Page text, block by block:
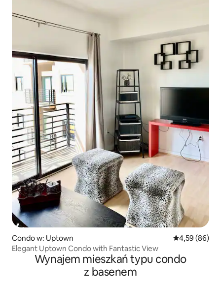
Condo w: Uptown Średnia
4,59 (86)
Elegant Uptown Condo with Fantastic View
Wynajem mieszkań typu condo
z basenem